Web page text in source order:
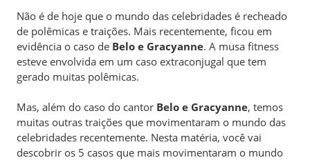
Não é de hoje que o mundo das celebridades é recheado
de polêmicas e traições. Mais recentemente, ficou em
evidência o caso de Belo e Gracyanne. A musa fitness
esteve envolvida em um caso extraconjugal que tem
gerado muitas polêmicas.
Mas, além do caso do cantor Belo e Gracyanne, temos
muitas outras traições que movimentaram o mundo das
celebridades recentemente. Nesta matéria, você vai
descobrir os 5 casos que mais movimentaram o mundo